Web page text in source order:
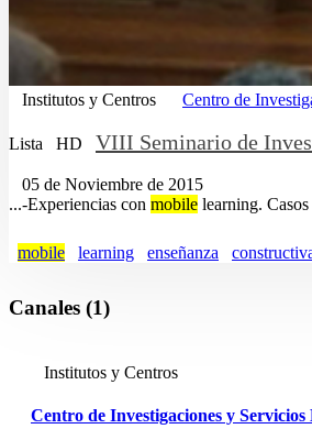
Institutos y Centros Centro de
Lista HD VIII Seminario de
05 de Noviembre de 2015
...-Experiencias con mobile learning.
mobile learning enseñanza
Canales (1)
Institutos y Centros
Centro de Investigaciones y Servicios